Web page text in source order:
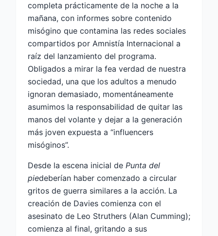
completa prácticamente de la noche a la
mañana, con informes sobre contenido
misógino que contamina las redes sociales
compartidos por Amnistía Internacional a
raíz del lanzamiento del programa.
Obligados a mirar la fea verdad de nuestra
sociedad, una que los adultos a menudo
ignoran demasiado, momentáneamente
asumimos la responsabilidad de quitar las
manos del volante y dejar a la generación
más joven expuesta a “influencers
misóginos”.
Desde la escena inicial de Punta del
piedeberían haber comenzado a circular
gritos de guerra similares a la acción. La
creación de Davies comienza con el
asesinato de Leo Struthers (Alan Cumming);
comienza al final, gritando a sus